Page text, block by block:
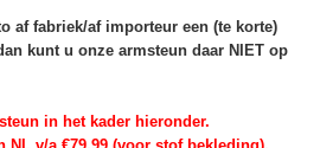
af fabriek/af importeur een (te korte)
kunt u onze armsteun daar NIET op
in het kader hieronder.